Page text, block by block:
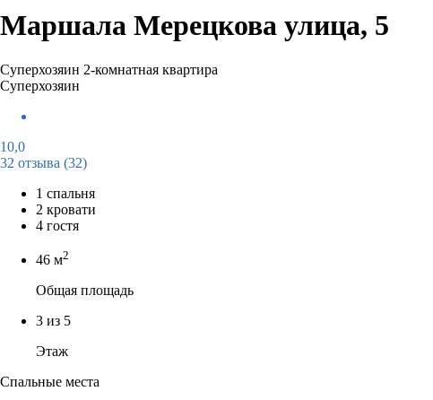
Маршала Мерецкова улица, 5
Суперхозяин 2-комнатная квартира
Суперхозяин
10,0
32 отзыва (32)
1 спальня
2 кровати
4 гостя
46 м2
Общая площадь
3 из 5
Этаж
Спальные места